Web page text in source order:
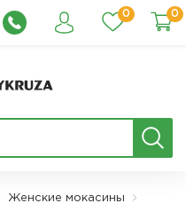
0 0
Женские мокасины